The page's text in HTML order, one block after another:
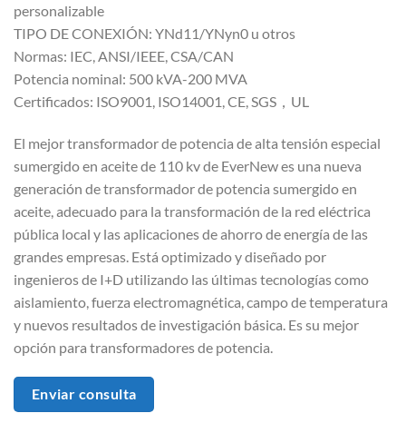
personalizable
TIPO DE CONEXIÓN: YNd11/YNyn0 u otros
Normas: IEC, ANSI/IEEE, CSA/CAN
Potencia nominal: 500 kVA-200 MVA
Certificados: ISO9001, ISO14001, CE, SGS，UL
El mejor transformador de potencia de alta tensión especial
sumergido en aceite de 110 kv de EverNew es una nueva
generación de transformador de potencia sumergido en
aceite, adecuado para la transformación de la red eléctrica
pública local y las aplicaciones de ahorro de energía de las
grandes empresas. Está optimizado y diseñado por
ingenieros de I+D utilizando las últimas tecnologías como
aislamiento, fuerza electromagnética, campo de temperatura
y nuevos resultados de investigación básica. Es su mejor
opción para transformadores de potencia.
Enviar consulta